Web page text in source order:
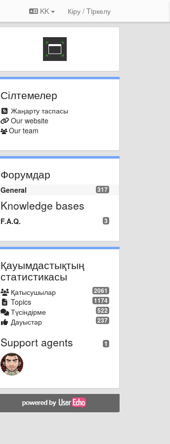
KK Кіру / Tiркелу
Сілтемелер
Жаңарту таспасы
Our website
Our team
Форумдар
317
General
Knowledge bases
3
F.A.Q.
Қауымдастықтың
статистикасы
2061
Қатысушылар
1174
Topics
522
Түсіндірме
237
Дауыстар
1
Support agents